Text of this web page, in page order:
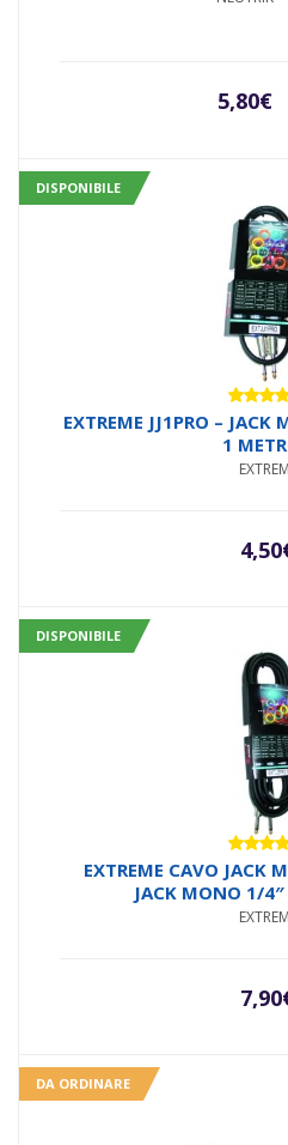
5,80€
DISPONIBILE
4.00su
5
EXTREME JJ1PRO –
1
4,50
DISPONIBILE
5.00
EXTREME CAVO JACK
JACK MONO 1/
7,90
DA ORDINARE